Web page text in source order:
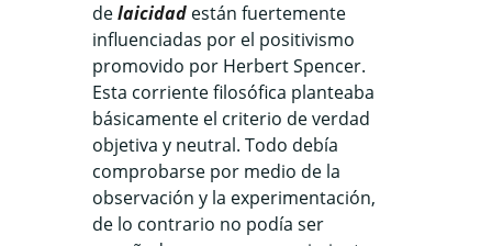
delaicidad están fuertemente
influenciadas por el positivismo
promovido por Herbert Spencer.
Esta corriente filosófica planteaba
básicamente el criterio de verdad
objetiva y neutral. Todo debía
comprobarse por medio de la
observación y la experimentación,
de lo contrario no podía ser